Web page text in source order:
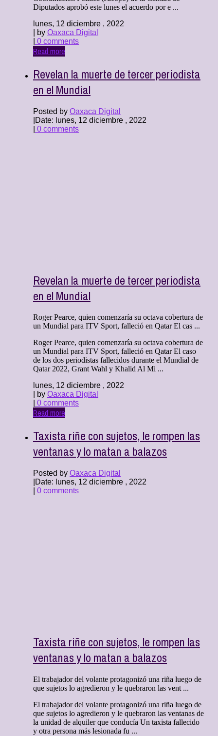
Diputados aprobó este lunes el acuerdo por e ...
lunes, 12 diciembre , 2022
| by Oaxaca Digital
0 comments
Read more
Revelan la muerte de tercer periodista
en el Mundial
Posted by Oaxaca Digital
Date: lunes, 12 diciembre , 2022
0 comments
Revelan la muerte de tercer periodista
en el Mundial
Roger Pearce, quien comenzaría su octava cobertura de
un Mundial para ITV Sport, falleció en Qatar El cas ...
Roger Pearce, quien comenzaría su octava cobertura de
un Mundial para ITV Sport, falleció en Qatar El caso
de los dos periodistas fallecidos durante el Mundial de
Qatar 2022, Grant Wahl y Khalid Al Mi ...
lunes, 12 diciembre , 2022
| by Oaxaca Digital
0 comments
Read more
Taxista riñe con sujetos, le rompen las
ventanas y lo matan a balazos
Posted by Oaxaca Digital
Date: lunes, 12 diciembre , 2022
0 comments
Taxista riñe con sujetos, le rompen las
ventanas y lo matan a balazos
El trabajador del volante protagonizó una riña luego de
que sujetos lo agredieron y le quebraron las vent ...
El trabajador del volante protagonizó una riña luego de
que sujetos lo agredieron y le quebraron las ventanas de
la unidad de alquiler que conducía Un taxista fallecido
y otra persona más lesionada fu ...